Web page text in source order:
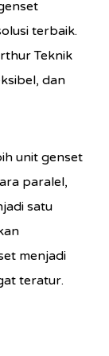
terbaik.
Teknik
dan
unit genset
paralel,
satu
menjadi
teratur.